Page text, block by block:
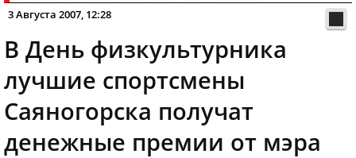
3 Августа 2007, 12:28
В День физкультурника
лучшие спортсмены
Саяногорска получат
денежные премии от мэра